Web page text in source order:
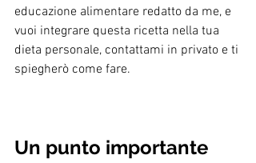
educazione alimentare redatto da me, e
vuoi integrare questa ricetta nella tua
dieta personale, contattami in privato e ti
spiegherò come fare.
Un punto importante